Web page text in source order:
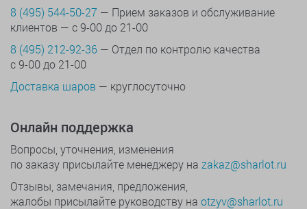
8 (495) 544-50-27 — Прием заказов и обслуживание
клиентов — с 9-00 до 21-00
8 (495) 212-92-36 — Отдел по контролю качества
с 9-00 до 21-00
Доставка шаров — круглосуточно
Онлайн поддержка
Вопросы, уточнения, изменения
по заказу присылайте менеджеру на zakaz@sharlot.ru
Отзывы, замечания, предложения,
жалобы присылайте руководству на otzyv@sharlot.ru